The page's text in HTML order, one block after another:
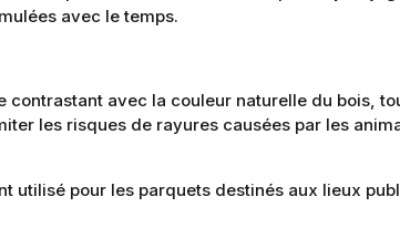
avec le temps.
avec la couleur naturelle du bois,
les risques de rayures causées par les
utilisé pour les parquets destinés aux lieux